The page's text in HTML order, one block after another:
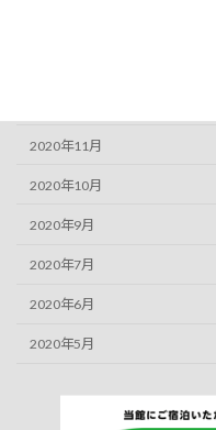
2020年11月
2020年10月
2020年9月
2020年7月
2020年6月
2020年5月